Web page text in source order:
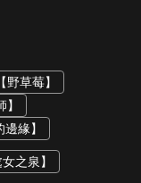
草莓】
緣】
之泉】